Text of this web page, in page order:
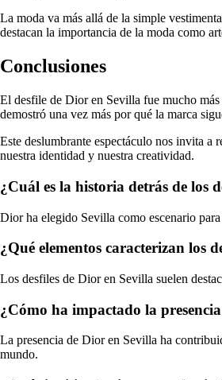
La moda va más allá de la simple
destacan la importancia de la moda como
Conclusiones
El desfile de Dior en Sevilla fue mucho
demostró una vez más por qué la marca
Este deslumbrante espectáculo nos invita a
nuestra identidad y nuestra creatividad.
¿Cuál es la historia detrás de los
Dior ha elegido Sevilla como escenario
¿Qué elementos caracterizan los
Los desfiles de Dior en Sevilla suelen
¿Cómo ha impactado la
La presencia de Dior en Sevilla ha
mundo.